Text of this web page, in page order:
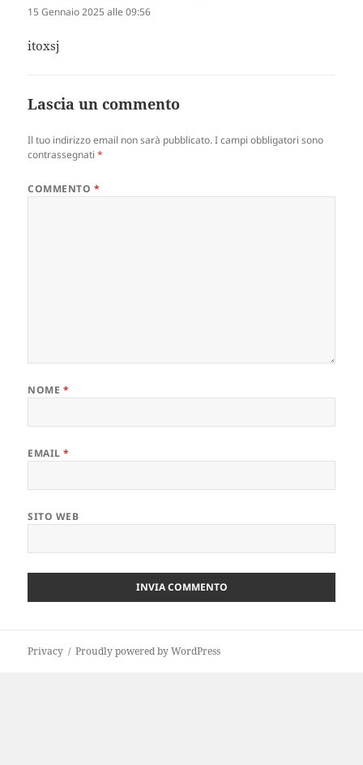
15 Gennaio 2025 alle 09:56
itoxsj
Lascia un commento
Il tuo indirizzo email non sarà pubblicato. I campi obbligatori sono
contrassegnati*
COMMENTO *
NOME *
EMAIL*
SITO WEB
Privacy Proudly powered by WordPress